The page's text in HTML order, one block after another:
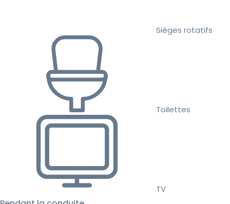
Sièges rotatifs
Toilettes
TV